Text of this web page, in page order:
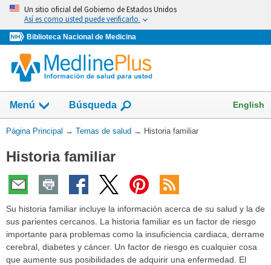
Omita
vaya
al
Contenido
Un sitio oficial del Gobierno de Estados Unidos
Así es como usted puede verificarlo
Biblioteca Nacional de Medicina
Menú
Mostrar
campo
de
Búsqueda English
Usted
aquí:
Página Principal → Temas de salud → Historia familiar
Historia familiar
Su historia familiar incluye la información acerca de su salud y la de
sus parientes cercanos. La historia familiar es un factor de riesgo
importante para problemas como la insuficiencia cardiaca, derrame
cerebral, diabetes y cáncer. Un factor de riesgo es cualquier cosa
que aumente sus posibilidades de adquirir una enfermedad. El